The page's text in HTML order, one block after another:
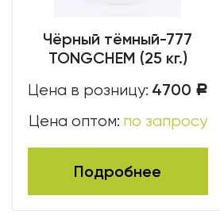
Чёрный тёмный-777
TONGCHEM (25 кг.)
Цена в розницу: 4700 Р
Цена оптом: по запросу
Подробнее